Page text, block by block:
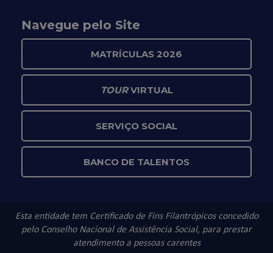
Navegue pelo Site
MATRÍCULAS 2026
TOURVIRTUAL
SERVIÇO SOCIAL
BANCO DE TALENTOS
Esta entidade tem Certificado de Fins Filantrópicos concedido
pelo Conselho Nacional de Assistência Social, para prestar
atendimento a pessoas carentes